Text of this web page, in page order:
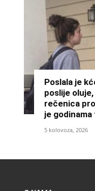
Poslala je
poslije
rečenica
je
5 kolovoza, 2026